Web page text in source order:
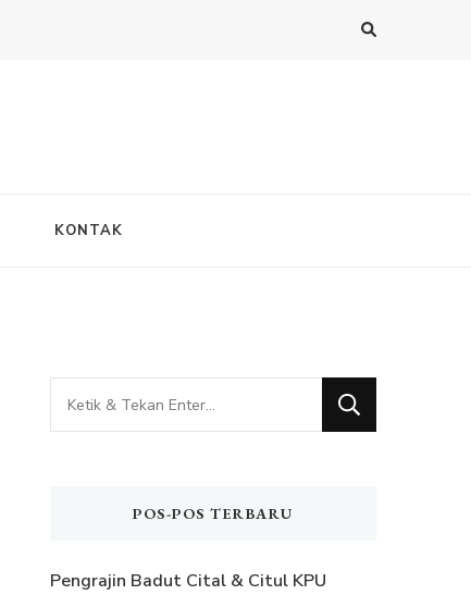
KONTAK
Mencari
Sesuatu?
POS-POS TERBARU
Pengrajin Badut Cital & Citul KPU